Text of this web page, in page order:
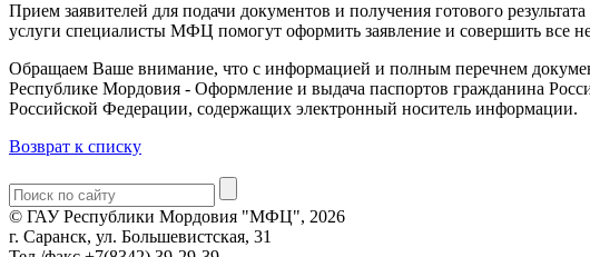
Прием заявителей для подачи документов и получения готового
услуги специалисты МФЦ помогут оформить заявление и совершить все
Обращаем Ваше внимание, что с информацией и полным перечнем
Республике Мордовия - Оформление и выдача паспортов гражданина
Российской Федерации, содержащих электронный носитель информации.
Возврат к списку
© ГАУ Республики Мордовия "МФЦ", 2026
г. Саранск, ул. Большевистская, 31